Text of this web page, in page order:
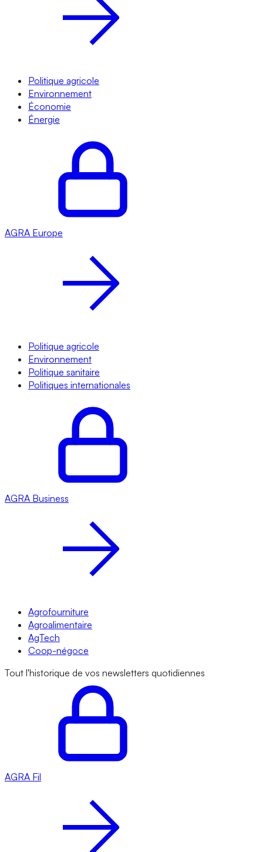
Politique agricole
Environnement
Économie
Énergie
AGRA Europe
Politique agricole
Environnement
Politique sanitaire
Politiques internationales
AGRA Business
Agrofourniture
Agroalimentaire
AgTech
Coop-négoce
Tout l'historique de vos newsletters quotidiennes
AGRA Fil